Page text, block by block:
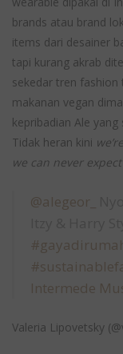
brands atau brand
items dari desainer
tapi kurang akrab
sekedar tren
makanan vegan
kepribadian Ale
Tidak heran kini
we can never
@alegeor_
Intermede
Valeria Lipovetsky